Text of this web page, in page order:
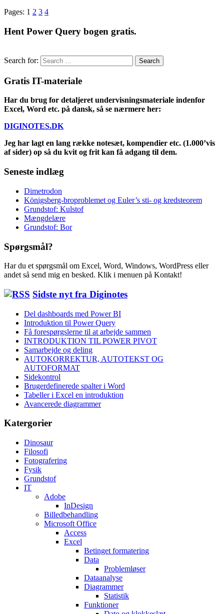
Pages: 1 2 3 4
Hent Power Query bogen gratis.
Search for:
Gratis IT-materiale
Har du brug for detaljeret undervisningsmateriale indenfor
Excel, Word etc. på dansk, så se nærmere her:
DIGINOTES.DK
Jeg har lagt en lang række notesæt, kompendier etc. (1.000’vis
af sider) op så du kvit og frit kan få adgang til dem.
Seneste indlæg
Dimetrodon
Königsberg-broproblemet og Euler’s sti- og kredsteorem
Grundstof: Kulstof
Mængdelære
Grundstof: Bor
Spørgsmål?
Har du et spørgsmål om Excel, Word, Windows, WordPress eller
andet så send mig en besked. Klik i menuen på Kontakt!
Sidste nyt fra Diginotes
Del dashboards med Power BI
Introduktion til Power Query
Få forespørgslerne til at arbejde sammen
INTRODUKTION TIL POWER PIVOT
Samarbejde og deling
AUTOKORREKTUR, AUTOTEKST OG
AUTOFORMAT
Sidekontrol
Brugerdefinerede spalter i Word
Tabeller i Excel en introduktion
Avancerede diagrammer
Katergorier
Dinosaur
Filosofi
Fotografering
Fysik
Grundstof
IT
Adobe
InDesign
Billedbehandling
Microsoft Office
Access
Excel
Betinget formatering
Data
Problemløser
Dataanalyse
Diagrammer
Statistik
Funktioner